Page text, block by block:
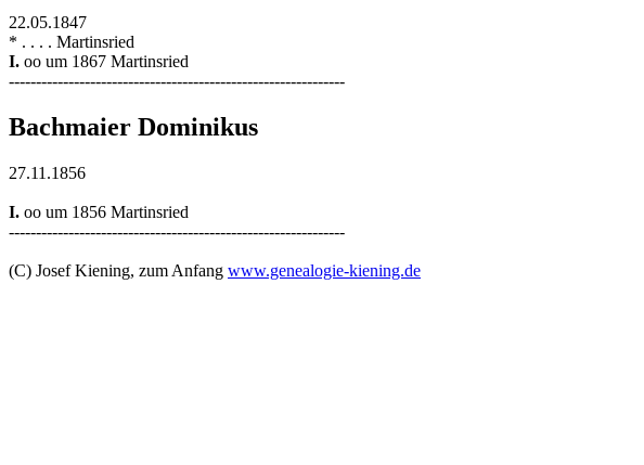
22.05.1847
* . . . . Martinsried
I. oo um 1867 Martinsried
--------------------------------------------------------------
Bachmaier Dominikus
27.11.1856
I. oo um 1856 Martinsried
--------------------------------------------------------------
(C) Josef Kiening, zum Anfang www.genealogie-kiening.de